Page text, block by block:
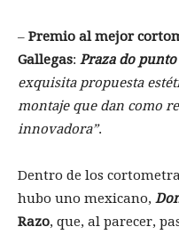
– Premio al mejor
Gallegas: Praza do punto
exquisita propuesta
montaje que dan como
innovadora”.
Dentro de los
hubo uno mexicano,
Razo, que, al parecer,